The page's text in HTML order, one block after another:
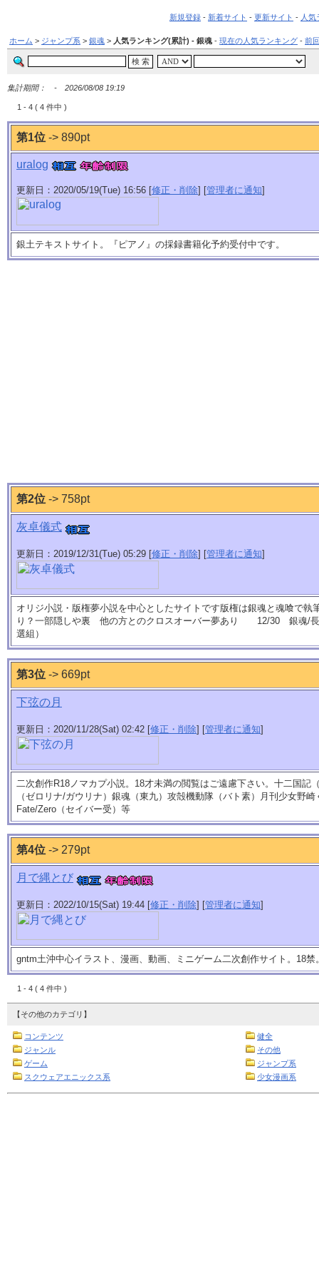
新規登録 - 新着サイト - 更新サイト - 人
ホーム > ジャンプ系 > 銀魂 > 人気ランキング(累計) - 銀魂 - 現在の人気ランキング - 前
集計期間： - 2026/08/08 19:19
1 - 4 ( 4 件中 )
第1位 -> 890pt
uralog
更新日：2020/05/19(Tue) 16:56 [修正・削除] [管理者に通知]
銀土テキストサイト。『ピアノ』の採録書籍化予約受付中です。
第2位 -> 758pt
灰卓儀式
更新日：2019/12/31(Tue) 05:29 [修正・削除] [管理者に通知]
オリジ小説・版権夢小説を中心としたサイトです版権は銀魂と魂喰で執
り？一部隠しや裏 他の方とのクロスオーバー夢あり 12/30 銀魂/長
選組）
第3位 -> 669pt
下弦の月
更新日：2020/11/28(Sat) 02:42 [修正・削除] [管理者に通知]
二次創作R18ノマカプ小説。18才未満の閲覧はご遠慮下さい。十二国記
（ゼロリナ/ガウリナ）銀魂（東九）攻殻機動隊（バト素）月刊少女野
Fate/Zero（セイバー受）等
第4位 -> 279pt
月で縄とび
更新日：2022/10/15(Sat) 19:44 [修正・削除] [管理者に通知]
gntm土沖中心イラスト、漫画、動画、ミニゲーム二次創作サイト。18禁
1 - 4 ( 4 件中 )
【その他のカテゴリ】
コンテンツ
健全
ジャンル
その他
ゲーム
ジャンプ系
スクウェアエニックス系
少女漫画系